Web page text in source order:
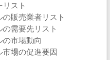
リスト
の販売業者リスト
の需要先リスト
の市場動向
市場の促進要因